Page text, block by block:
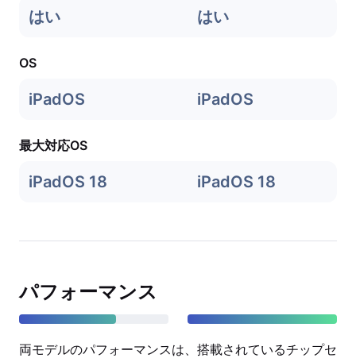
はい はい
OS
iPadOS iPadOS
最大対応OS
iPadOS 18 iPadOS 18
パフォーマンス
両モデルのパフォーマンスは、搭載されているチップセ